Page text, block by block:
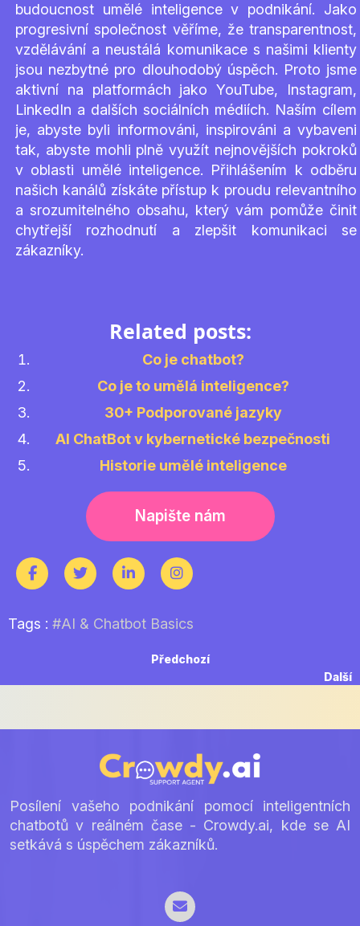
budoucnost umělé inteligence v podnikání. Jako
progresivní společnost věříme, že transparentnost,
vzdělávání a neustálá komunikace s našimi klienty
jsou nezbytné pro dlouhodobý úspěch. Proto jsme
aktivní na platformách jako YouTube, Instagram,
LinkedIn a dalších sociálních médiích. Naším cílem
je, abyste byli informováni, inspirováni a vybaveni
tak, abyste mohli plně využít nejnovějších pokroků
v oblasti umělé inteligence. Přihlášením k odběru
našich kanálů získáte přístup k proudu relevantního
a srozumitelného obsahu, který vám pomůže činit
chytřejší rozhodnutí a zlepšit komunikaci se
zákazníky.
Related posts:
Co je chatbot?
Co je to umělá inteligence?
30+ Podporované jazyky
AI ChatBot v kybernetické bezpečnosti
Historie umělé inteligence
Napište nám
Tags : #AI & Chatbot Basics
pro
PředchozíPrevious
Další
Posílení vašeho podnikání pomocí inteligentních
chatbotů v reálném čase - Crowdy.ai, kde se AI
setkává s úspěchem zákazníků.